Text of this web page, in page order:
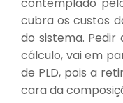
cubra os custos
do sistema.
cálculo, vai em
de PLD, pois a
cara da